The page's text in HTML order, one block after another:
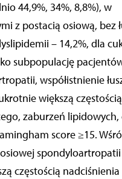
44,9%, 34%, 8,8%), w
z postacią osiową, bez
– 14,2%, dla
subpopulację
współistnienie
większą częstością
zaburzeń lipidowych,
score ≥15.
spondyloartropatii
częstością nadciśnienia